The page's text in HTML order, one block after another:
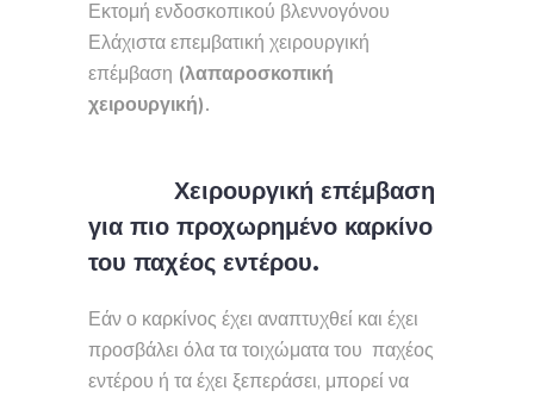
Εκτομή ενδοσκοπικού βλεννογόνου
Ελάχιστα επεμβατική χειρουργική
επέμβαση (λαπαροσκοπική
χειρουργική).
Χειρουργική επέμβαση
για πιο προχωρημένο καρκίνο
του παχέος εντέρου.
Εάν ο καρκίνος έχει αναπτυχθεί και έχει
προσβάλει όλα τα τοιχώματα του παχέος
εντέρου ή τα έχει ξεπεράσει, μπορεί να